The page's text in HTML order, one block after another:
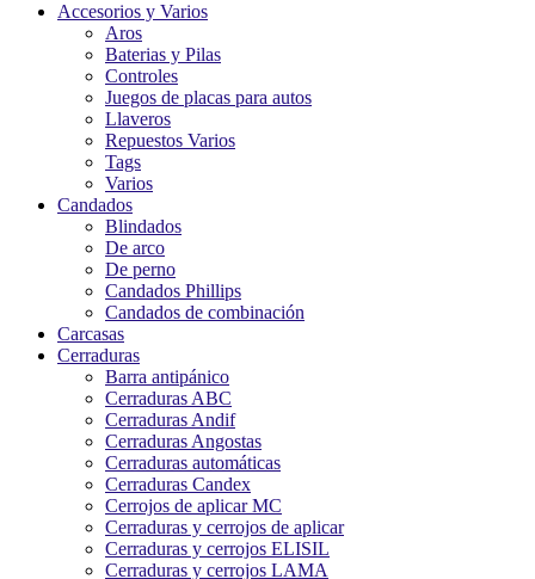
Accesorios y Varios
Aros
Baterias y Pilas
Controles
Juegos de placas para autos
Llaveros
Repuestos Varios
Tags
Varios
Candados
Blindados
De arco
De perno
Candados Phillips
Candados de combinación
Carcasas
Cerraduras
Barra antipánico
Cerraduras ABC
Cerraduras Andif
Cerraduras Angostas
Cerraduras automáticas
Cerraduras Candex
Cerrojos de aplicar MC
Cerraduras y cerrojos de aplicar
Cerraduras y cerrojos ELISIL
Cerraduras y cerrojos LAMA